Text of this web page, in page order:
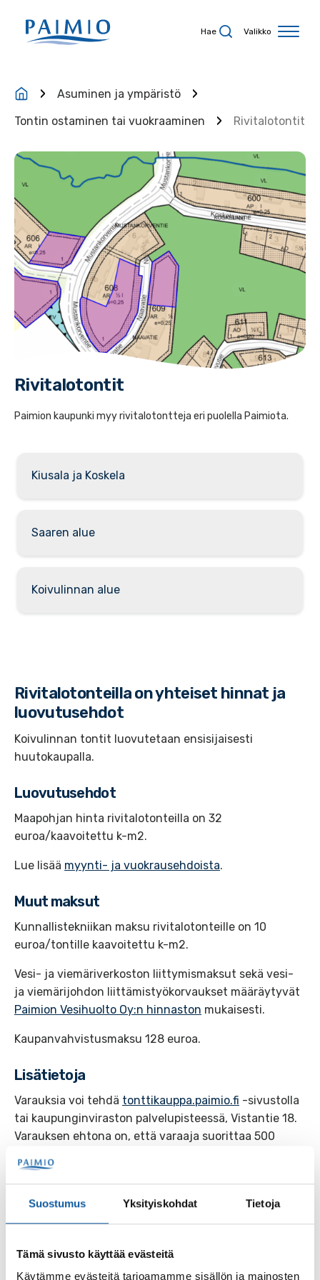
Suostumus Yksityiskohdat Tietoja
Tämä sivusto käyttää evästeitä
Käytämme evästeitä tarjoamamme sisällön ja mainosten
Hae Valikko
Asuminen ja ympäristö
Tontin ostaminen tai vuokraaminen
Rivitalotontit
Rivitalotontit
Paimion kaupunki myy rivitalotontteja eri puolella Paimiota.
Kiusala ja Koskela
Saaren alue
Koivulinnan alue
Rivitalotonteilla on yhteiset hinnat ja
luovutusehdot
Koivulinnan tontit luovutetaan ensisijaisesti
huutokaupalla.
Luovutusehdot
Maapohjan hinta rivitalotonteilla on 32
euroa/kaavoitettu k-m2.
Lue lisää myynti- ja vuokrausehdoista.
Muut maksut
Kunnallistekniikan maksu rivitalotonteille on 10
euroa/tontille kaavoitettu k-m2.
Vesi- ja viemäriverkoston liittymismaksut sekä vesi-
ja viemärijohdon liittämistyökorvaukset määräytyvät
Paimion Vesihuolto Oy:n hinnaston mukaisesti.
Kaupanvahvistusmaksu 128 euroa.
Lisätietoja
Varauksia voi tehdä tonttikauppa.paimio.fi -sivustolla
tai kaupunginviraston palvelupisteessä, Vistantie 18.
Varauksen ehtona on, että varaaja suorittaa 500
tai palvelupisteellä. Päällekkäisiä varauksia ei oteta.